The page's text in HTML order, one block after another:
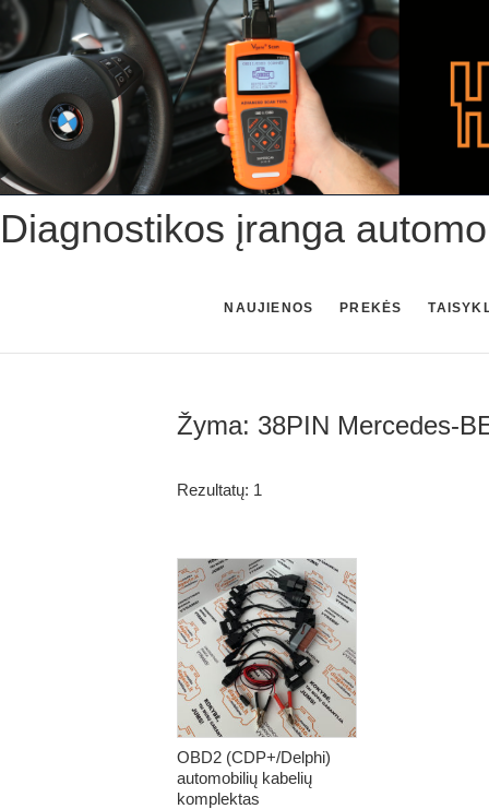
Skip
to
content
Diagnostikos įranga
NAUJIENOS PREKĖS
Žyma: 38PIN Mercedes-
Rezultatų: 1
OBD2 (CDP+/Delphi)
automobilių kabelių
komplektas